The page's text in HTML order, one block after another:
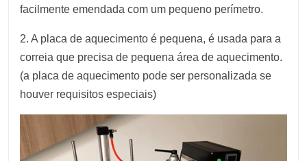
facilmente emendada com um pequeno perímetro.
2. A placa de aquecimento é pequena, é usada para a
correia que precisa de pequena área de aquecimento.
(a placa de aquecimento pode ser personalizada se
houver requisitos especiais)